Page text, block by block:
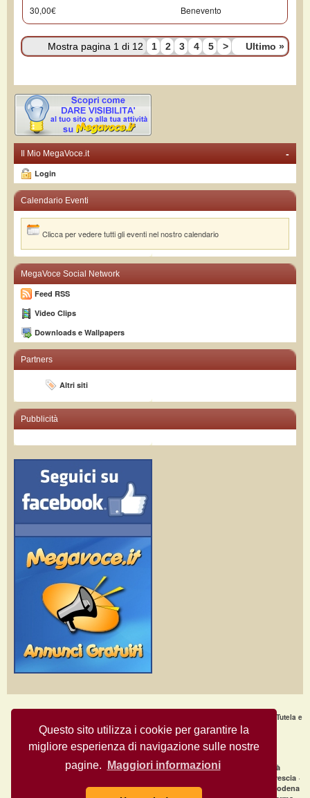
Questo sito utilizza i cookie per garantire la
migliore esperienza di navigazione sulle nostre
pagine.
Maggiori informazioni
30,00€ Benevento
Mostra pagina 1 di 12 1 2 3 4 5 > Ultimo »
-
Il Mio MegaVoce.it
Login
Calendario Eventi
Clicca per vedere tutti gli eventi nel nostro calendario
MegaVoce Social Network
Feed RSS
Video Clips
Downloads e Wallpapers
Partners
Altri siti
Pubblicità
Tutela e
Sicurezza·Privacy·Aiuto
Annunci Gratuiti © Copyright 2009MegaVoce.it - All Rights Reserved.
Annunci recenti per città|clicca qui per la lista completa delle città
Annunci gratuiti Brescia ·
Annunci gratuiti Firenze·Annunci gratuiti Genova
Annunci gratuiti Modena